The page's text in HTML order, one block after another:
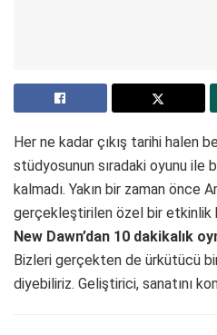
Her ne kadar çıkış tarihi halen
stüdyosunun sıradaki oyunu ile
kalmadı. Yakın bir zaman önce
gerçekleştirilen özel bir etkinlik
New Dawn’dan 10 dakikalık
Bizleri gerçekten de ürkütücü
diyebiliriz. Geliştirici, sanatını